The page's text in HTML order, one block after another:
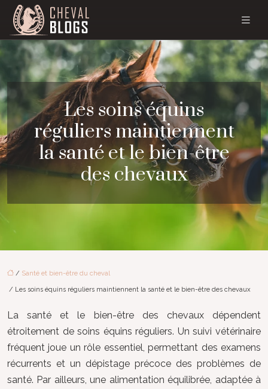
Les soins équins
réguliers maintiennent
la santé et le bien-être
des chevaux
/ Santé et bien-être du cheval
/ Les soins équins réguliers maintiennent la santé et le bien-être des chevaux
La santé et le bien-être des chevaux dépendent
étroitement de soins équins réguliers. Un suivi vétérinaire
fréquent joue un rôle essentiel, permettant des examens
récurrents et un dépistage précoce des problèmes de
santé. Par ailleurs, une alimentation équilibrée, adaptée à